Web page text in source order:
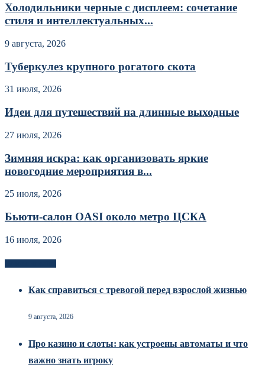
Холодильники черные с дисплеем: сочетание
стиля и интеллектуальных...
9 августа, 2026
Туберкулез крупного рогатого скота
31 июля, 2026
Идеи для путешествий на длинные выходные
27 июля, 2026
Зимняя искра: как организовать яркие
новогодние мероприятия в...
25 июля, 2026
Бьюти-салон OASI около метро ЦСКА
16 июля, 2026
Как справиться с тревогой перед взрослой жизнью
9 августа, 2026
Про казино и слоты: как устроены автоматы и что
важно знать игроку